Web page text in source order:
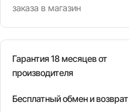
заказа в магазин
Гарантия 18 месяцев от
производителя
Бесплатный обмен и возврат